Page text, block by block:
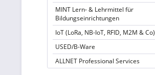
MINT Lern- & Lehrmittel für
Bildungseinrichtungen
IoT (LoRa, NB-IoT, RFID, M2M & Co)
USED/B-Ware
ALLNET Professional Services